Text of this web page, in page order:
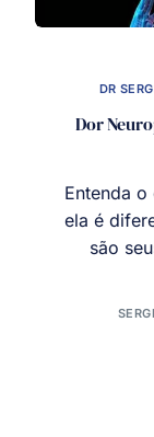
DR
Dor
Entenda
ela é
são